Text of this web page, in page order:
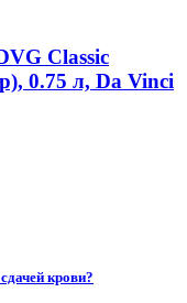
Classic
0.75 л, Da Vinci
крови?